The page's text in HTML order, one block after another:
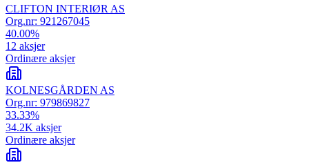
CLIFTON INTERIØR AS
Org.nr: 921267045
40.00%
12 aksjer
Ordinære aksjer
KOLNESGÅRDEN AS
Org.nr: 979869827
33.33%
34.2K aksjer
Ordinære aksjer